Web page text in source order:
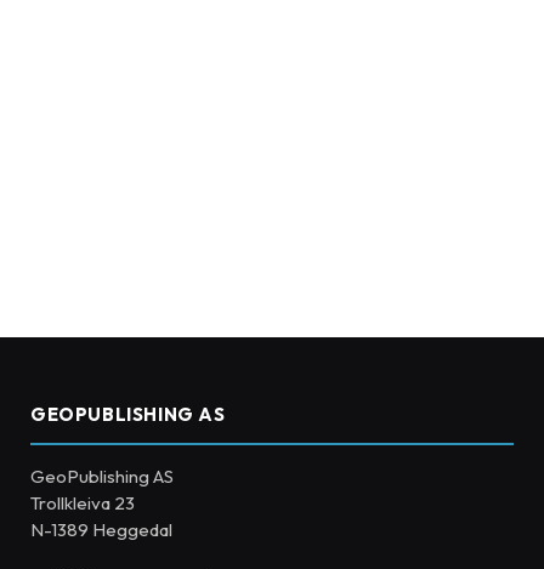
GEOPUBLISHING AS
GeoPublishing AS
Trollkleiva 23
N-1389 Heggedal